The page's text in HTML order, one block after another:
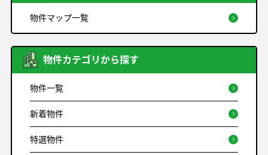
物件マップ一覧
物件カテゴリから探す
物件一覧
新着物件
特選物件